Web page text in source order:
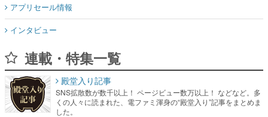
アプリセール情報
インタビュー
連載・特集一覧
殿堂入り記事
SNS拡散数が数千以上！ ページビュー数万以上！ などなど。多
くの人々に読まれた、電ファミ渾身の“殿堂入り”記事をまとめま
した。